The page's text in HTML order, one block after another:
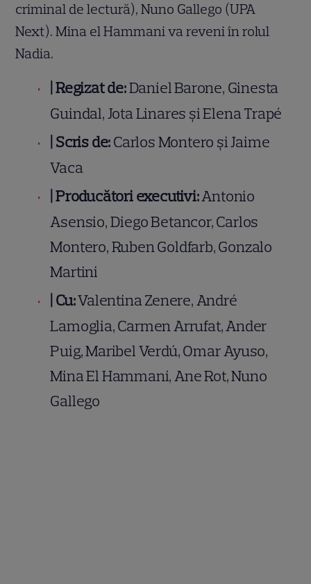
criminal de lectură), Nuno Gallego (UPA
Next). Mina el Hammani va reveni în rolul
Nadia.
Regizat de:Daniel Barone, Ginesta
Guindal, Jota Linares și Elena Trapé
Scris de:Carlos Montero și Jaime
Vaca
|Producători executivi:Antonio
Asensio, Diego Betancor, Carlos
Montero, Ruben Goldfarb, Gonzalo
Martini
Cu:Valentina Zenere, André
Lamoglia, Carmen Arrufat, Ander
Puig, Maribel Verdú, Omar Ayuso,
Mina El Hammani, Ane Rot, Nuno
Gallego